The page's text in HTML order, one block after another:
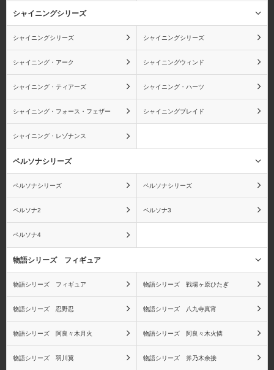
カク エネル
キラー
ワンピース ワールドコ
レクタブルフィギュア
（ワーコレ）
ワンピース
Portrait.Of.Piratesシリー
ズ
シャイニングシリーズ
シャイニングシリーズ シャイニングシリーズ
シャイニング・アーク シャイニングウィンド
シャイニング・ティアーズ シャイニング・ハーツ
シャイニング・フォース・フェザー シャイニングブレイド
シャイニング・レゾナンス
ペルソナシリーズ
ペルソナシリーズ ペルソナシリーズ
ペルソナ2 ペルソナ3
ペルソナ4
物語シリーズ フィギュア
物語シリーズ フィギュア 物語シリーズ 戦場ヶ原ひたぎ
物語シリーズ 忍野忍 物語シリーズ 八九寺真宵
物語シリーズ 阿良々木月火 物語シリーズ 阿良々木火憐
物語シリーズ 羽川翼 物語シリーズ 斧乃木余接